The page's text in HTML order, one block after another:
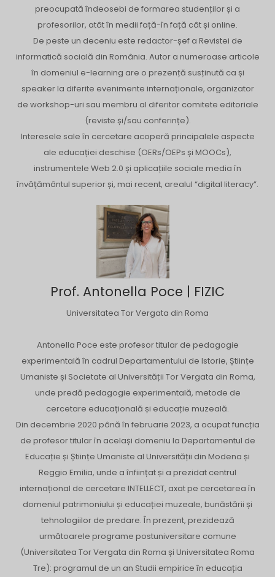
preocupată îndeosebi de formarea studenților și a
profesorilor, atât în medii față-în față cât și online.
De peste un deceniu este redactor-șef a Revistei de
informatică socială din România. Autor a numeroase articole
în domeniul e-learning are o prezență susținută ca și
speaker la diferite evenimente internaționale, organizator
de workshop-uri sau membru al diferitor comitete editoriale
(reviste și/sau conferințe).
Interesele sale în cercetare acoperă principalele aspecte
ale educației deschise (OERs/OEPs și MOOCs),
instrumentele Web 2.0 și aplicațiile sociale media în
învățământul superior și, mai recent, arealul “digital literacy”.
Prof. Antonella Poce | FIZIC
Universitatea Tor Vergata din Roma
Antonella Poce este profesor titular de pedagogie
experimentală în cadrul Departamentului de Istorie, Științe
Umaniste și Societate al Universității Tor Vergata din Roma,
unde predă pedagogie experimentală, metode de
cercetare educațională și educație muzeală.
Din decembrie 2020 până în februarie 2023, a ocupat funcția
de profesor titular în același domeniu la Departamentul de
Educație și Științe Umaniste al Universității din Modena și
Reggio Emilia, unde a înființat și a prezidat centrul
internațional de cercetare INTELLECT, axat pe cercetarea în
domeniul patrimoniului și educației muzeale, bunăstării și
tehnologiilor de predare. În prezent, prezidează
următoarele programe postuniversitare comune
(Universitatea Tor Vergata din Roma și Universitatea Roma
Tre): programul de un an Studii empirice în educația